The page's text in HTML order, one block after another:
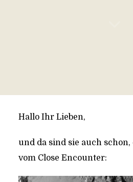
Hal­lo Ihr Lieben,
und da sind sie auch
vom Clo­se Encounter: